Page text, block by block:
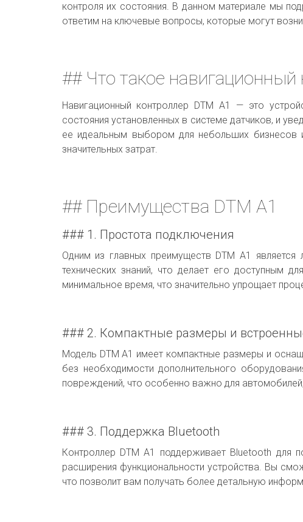
контроля их состояния. В данном материале мы
ответим на ключевые вопросы, которые могут
## Что такое навигационный
Навигационный контроллер DTM A1 — это
состояния установленных в системе датчиков, и
ее идеальным выбором для небольших бизнесов
значительных затрат.
## Преимущества DTM A1
### 1. Простота подключения
Одним из главных преимуществ DTM A1
технических знаний, что делает его доступным
минимальное время, что значительно упрощает
### 2. Компактные размеры и
Модель DTM A1 имеет компактные размеры и
без необходимости дополнительного
повреждений, что особенно важно для
### 3. Поддержка Bluetooth
Контроллер DTM A1 поддерживает Bluetooth для
расширения функциональности устройства. Вы
что позволит вам получать более детальную